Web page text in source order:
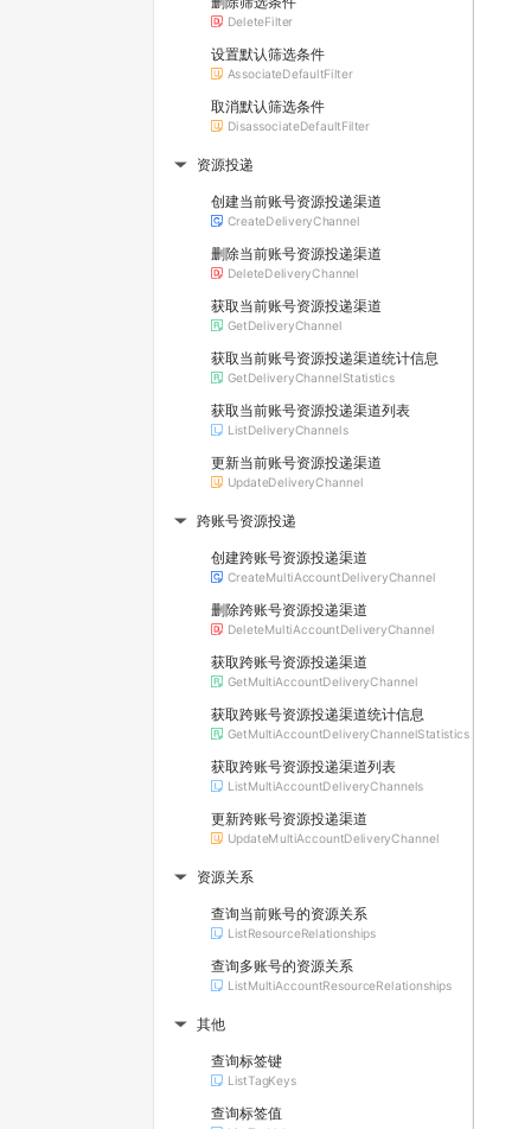
DeleteFilter
设置默认筛选条件
AssociateDefaultFilter
取消默认筛选条件
DisassociateDefaultFilter
▶ 资源投递
创建当前账号资源投递渠道
CreateDeliveryChannel
删除当前账号资源投递渠道
DeleteDeliveryChannel
获取当前账号资源投递渠道
GetDeliveryChannel
获取当前账号资源投递渠道统计信息
GetDeliveryChannelStatistics
获取当前账号资源投递渠道列表
ListDeliveryChannels
更新当前账号资源投递渠道
UpdateDeliveryChannel
▶ 跨账号资源投递
创建跨账号资源投递渠道
CreateMultiAccountDeliveryChannel
删除跨账号资源投递渠道
DeleteMultiAccountDeliveryChannel
获取跨账号资源投递渠道
GetMultiAccountDeliveryChannel
获取跨账号资源投递渠道统计信息
GetMultiAccountDeliveryChannelStatistics
获取跨账号资源投递渠道列表
ListMultiAccountDeliveryChannels
更新跨账号资源投递渠道
UpdateMultiAccountDeliveryChannel
▶ 资源关系
查询当前账号的资源关系
ListResourceRelationships
查询多账号的资源关系
ListMultiAccountResourceRelationships
▶ 其他
查询标签键
ListTagKeys
查询标签值